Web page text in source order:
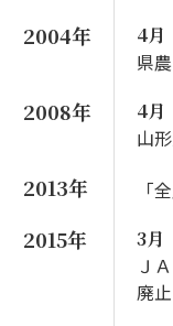
2004年 4月
県
2008年 4月
山
2013年 「
2015年 3月
Ｊ
廃止